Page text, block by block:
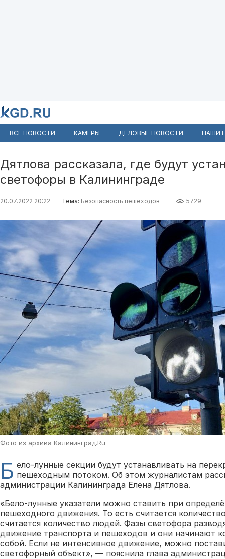
ВСЕ НОВОСТИ КАМЕРЫ ДЕЛОВЫЕ НОВОСТИ НАШИ
Дятлова рассказала, где будут
светофоры в Калининграде
20.07.2022 20:22 Тема: Безопасность пешеходов 5729
Фото из архива Калининград.Ru
Б ело-лунные секции будут устанавливать на
пешеходным потоком. Об этом журналистам
администрации Калининграда Елена Дятлова.
«Бело-лунные указатели можно ставить при
пешеходного движения. То есть считается
считается количество людей. Фазы светофора
движение транспорта и пешеходов и они начинают
собой. Если не интенсивное движение, можно
светофорный объект», — пояснила глава